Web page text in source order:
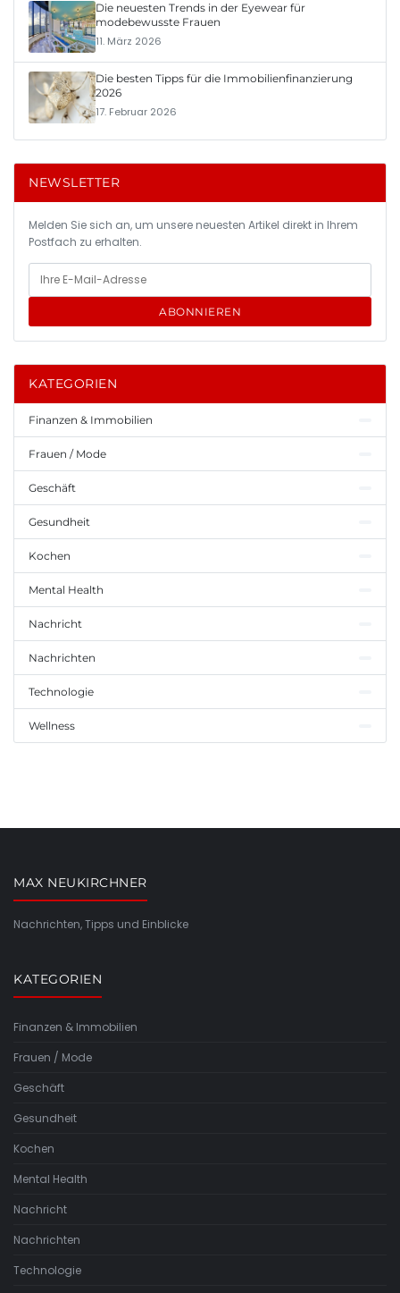
Die neuesten Trends in der Eyewear für
modebewusste Frauen
11. März 2026
Die besten Tipps für die Immobilienfinanzierung
2026
17. Februar 2026
NEWSLETTER
Melden Sie sich an, um unsere neuesten Artikel direkt in Ihrem
Postfach zu erhalten.
ABONNIEREN
KATEGORIEN
Finanzen & Immobilien
Frauen / Mode
Geschäft
Gesundheit
Kochen
Mental Health
Nachricht
Nachrichten
Technologie
Wellness
MAX NEUKIRCHNER
Nachrichten, Tipps und Einblicke
KATEGORIEN
Finanzen & Immobilien
Frauen / Mode
Geschäft
Gesundheit
Kochen
Mental Health
Nachricht
Nachrichten
Technologie